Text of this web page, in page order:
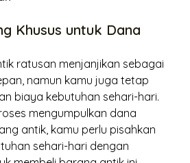
Khusus untuk Dana
ratusan menjanjikan sebagai
namun kamu juga tetap
biaya kebutuhan sehari-hari.
mengumpulkan dana
antik, kamu perlu pisahkan
sehari-hari dengan